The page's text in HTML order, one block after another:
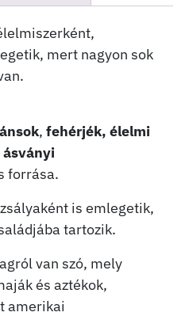
mert nagyon sok
, fehérjék, élelmi
ásványi
forrása.
is emlegetik,
tartozik.
van szó, mely
és aztékok,
amerikai